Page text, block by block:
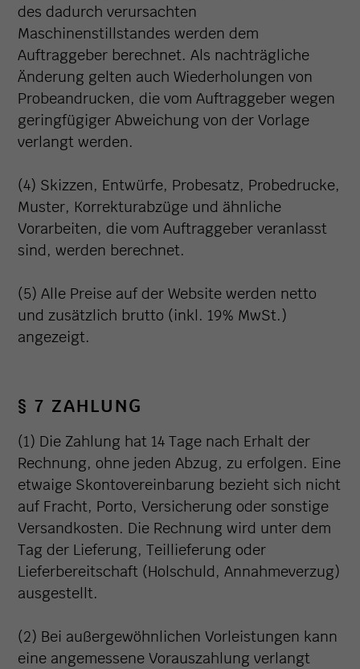
des dadurch verursachten
Maschinenstillstandes werden dem
Auftraggeber berechnet. Als nachträgliche
Änderung gelten auch Wiederholungen von
Probeandrucken, die vom Auftraggeber wegen
geringfügiger Abweichung von der Vorlage
verlangt werden.
(4) Skizzen, Entwürfe, Probesatz, Probedrucke,
Muster, Korrekturabzüge und ähnliche
Vorarbeiten, die vom Auftraggeber veranlasst
sind, werden berechnet.
(5) Alle Preise auf der Website werden netto
und zusätzlich brutto (inkl. 19% MwSt.)
angezeigt.
§ 7 ZAHLUNG
(1) Die Zahlung hat 14 Tage nach Erhalt der
Rechnung, ohne jeden Abzug, zu erfolgen. Eine
etwaige Skontovereinbarung bezieht sich nicht
auf Fracht, Porto, Versicherung oder sonstige
Versandkosten. Die Rechnung wird unter dem
Tag der Lieferung, Teillieferung oder
Lieferbereitschaft (Holschuld, Annahmeverzug)
ausgestellt.
(2) Bei außergewöhnlichen Vorleistungen kann
eine angemessene Vorauszahlung verlangt